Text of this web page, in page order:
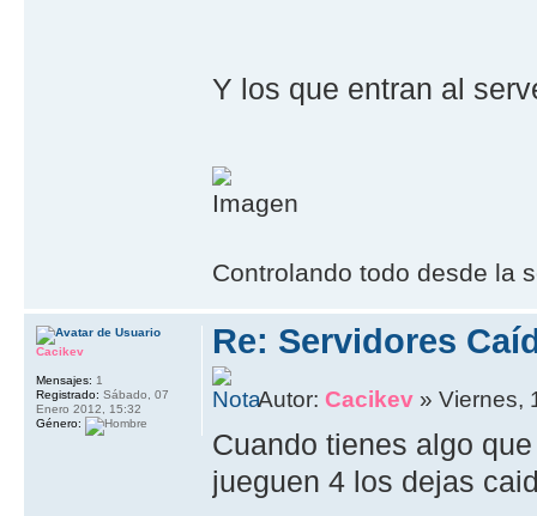
Y los que entran al
Controlando todo desde la
Re: Servidores
Autor:Cacikev » Viernes,
Cuando tienes algo
jueguen 4 los dejas
Cacikev
Mensajes: 1
Registrado: Sábado, 07
Enero 2012, 15:32
Género: